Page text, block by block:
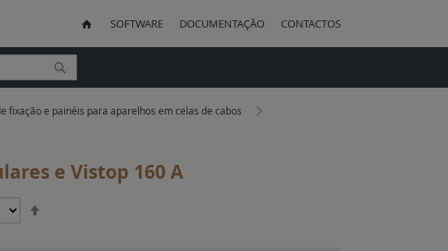
SOFTWARE DOCUMENTAÇÃO CONTACTOS
Pesquisa
fixação e painéis para aparelhos em celas de cabos
e Vistop 160 A